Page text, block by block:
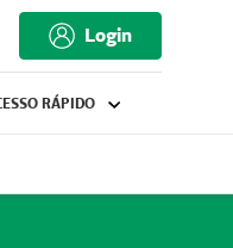
Login
RÁPIDO